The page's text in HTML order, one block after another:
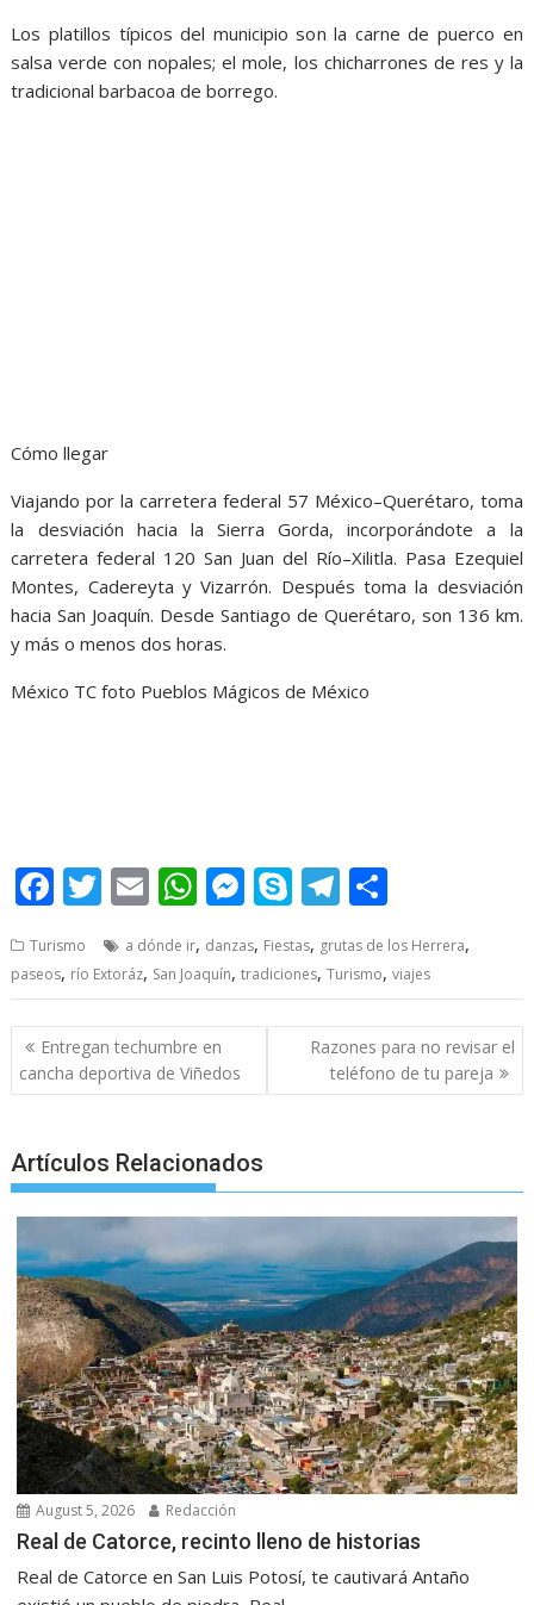
Los platillos típicos del municipio son la carne de puerco en
salsa verde con nopales; el mole, los chicharrones de res y la
tradicional barbacoa de borrego.
Cómo llegar
Viajando por la carretera federal 57 México–Querétaro, toma
la desviación hacia la Sierra Gorda, incorporándote a la
carretera federal 120 San Juan del Río–Xilitla. Pasa Ezequiel
Montes, Cadereyta y Vizarrón. Después toma la desviación
hacia San Joaquín. Desde Santiago de Querétaro, son 136 km.
y más o menos dos horas.
México TC foto Pueblos Mágicos de México
F
e
b
o
o
T
itt
er
E
ai
l
W
at
s
A
p
M
ss
e
n
S
y
p
e
T
e
gr
a
m
ar
e
Turismo a dónde ir, danzas, Fiestas, grutas de los Herrera,
paseos, río Extoráz, San Joaquín,tradiciones,Turismo,viajes
Post
navigation
Entregan techumbre en
cancha deportiva de Viñedos
Razones para no revisar el
teléfono de tu pareja
Artículos Relacionados
August 5, 2026 Redacción
Real de Catorce, recinto lleno de historias
Real de Catorce en San Luis Potosí, te cautivará Antaño